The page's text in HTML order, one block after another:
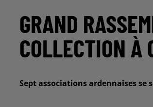
GRAND
COLLECTION À
Sept associations ardennaises se